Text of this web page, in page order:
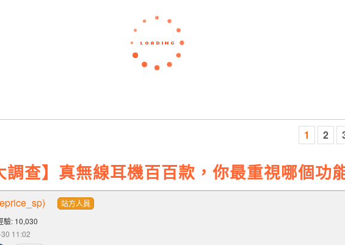
1 2
查】真無線耳機百百款，你最重視哪個功
站方人員
驗: 10,030
11:02